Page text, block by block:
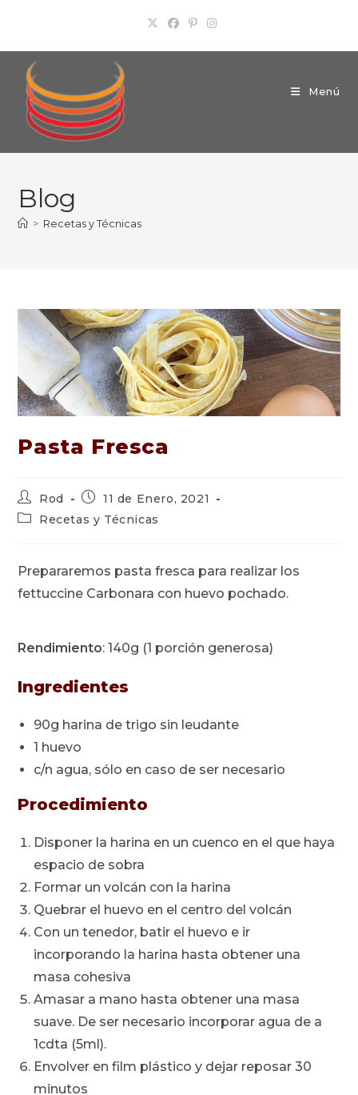
contenido
Menú
Blog
> Recetas y Técnicas
Pasta Fresca
Autor
de
la
Rod
Publicación
la
11 de Enero, 2021
Categoría
entrada:
Recetas y Técnicas
Prepararemos pasta fresca para realizar los
fettuccine Carbonara con huevo pochado.
Rendimiento: 140g (1 porción generosa)
Ingredientes
90g harina de trigo sin leudante
1 huevo
c/n agua, sólo en caso de ser necesario
Procedimiento
Disponer la harina en un cuenco en el que haya
espacio de sobra
Formar un volcán con la harina
Quebrar el huevo en el centro del volcán
Con un tenedor, batir el huevo e ir
incorporando la harina hasta obtener una
masa cohesiva
Amasar a mano hasta obtener una masa
suave. De ser necesario incorporar agua de a
1cdta (5ml).
Envolver en film plástico y dejar reposar 30
minutos